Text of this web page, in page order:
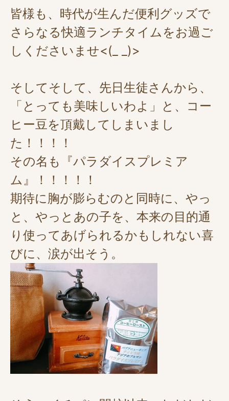
皆様も、時代が生んだ便利グッズで
さらなる快適ランチタイムをお過ご
しくださいませ<(_ _)>
そしてそして、先日生徒さんから、
「とっても美味しいわよ」と、コー
ヒー豆を頂戴してしまいまし
た！！！！
その名も『パラダイスプレミア
ム』！！！！！
期待に胸が膨らむのと同時に、やっ
と、やっとあの子を、本来の目的通
り使ってあげられるかもしれない喜
びに、涙が出そう。